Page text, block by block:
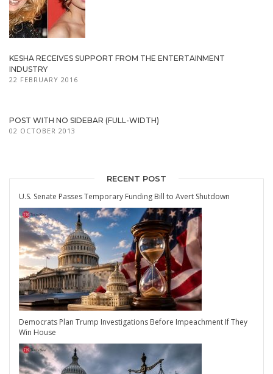
KESHA RECEIVES SUPPORT FROM THE ENTERTAINMENT
INDUSTRY
22 FEBRUARY 2016
POST WITH NO SIDEBAR (FULL-WIDTH)
02 OCTOBER 2013
RECENT POST
U.S. Senate Passes Temporary Funding Bill to Avert Shutdown
Democrats Plan Trump Investigations Before Impeachment If They
Win House